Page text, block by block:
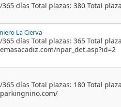
días Total plazas: 380 Total
La Cierva
días Total plazas: 365 Total
npar_det.asp?id=2
días Total plazas: 180 Total